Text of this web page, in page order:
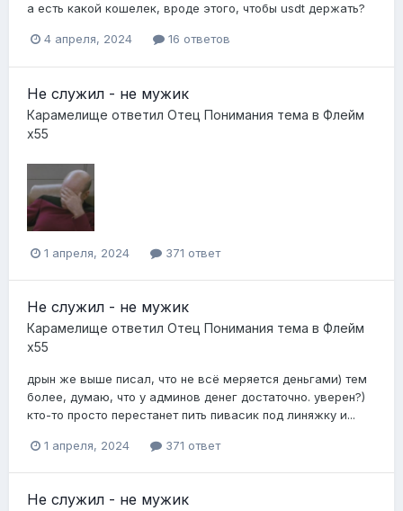
а есть какой кошелек, вроде этого, чтобы usdt держать?
4 апреля, 2024 16 ответов
Не служил - не мужик
Карамелище ответил Отец Понимания тема в Флейм
x55
1 апреля, 2024 371 ответ
Не служил - не мужик
Карамелище ответил Отец Понимания тема в Флейм
x55
дрын же выше писал, что не всё меряется деньгами) тем
более, думаю, что у админов денег достаточно. уверен?)
кто-то просто перестанет пить пивасик под линяжку и...
1 апреля, 2024 371 ответ
Не служил - не мужик